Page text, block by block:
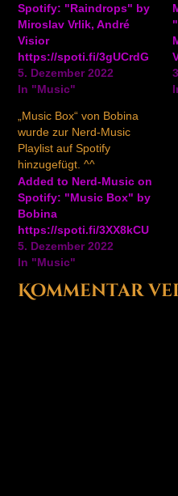
Spotify: "Raindrops" by
Miroslav Vrlik, André
Visior
https://spoti.fi/3gUCrdG
5. Dezember 2022
In "Music"
„Music Box“ von Bobina
wurde zur Nerd-Music
Playlist auf Spotify
hinzugefügt. ^^
Added to Nerd-Music on
Spotify: "Music Box" by
Bobina
https://spoti.fi/3XX8kCU
5. Dezember 2022
In "Music"
Kommentar